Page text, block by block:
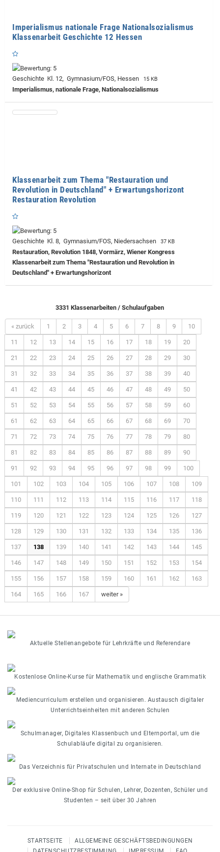
Imperialismus nationale Frage Nationalsozialismus
Klassenarbeit Geschichte 12 Hessen
Geschichte Kl. 12, Gymnasium/FOS, Hessen 15 KB
Imperialismus, nationale Frage, Nationalsozialismus
Klassenarbeit zum Thema "Restauration und
Revolution in Deutschland" + Erwartungshorizont
Restauration Revolution
Geschichte Kl. 8, Gymnasium/FOS, Niedersachsen 37 KB
Restauration, Revolution 1848, Vormärz, Wiener Kongress
Klassenarbeit zum Thema "Restauration und Revolution in
Deutschland" + Erwartungshorizont
3331 Klassenarbeiten / Schulaufgaben
« zurück 1 2 3 4 5 6 7 8 9 10
11 12 13 14 15 16 17 18 19 20
21 22 23 24 25 26 27 28 29 30
31 32 33 34 35 36 37 38 39 40
41 42 43 44 45 46 47 48 49 50
51 52 53 54 55 56 57 58 59 60
61 62 63 64 65 66 67 68 69 70
71 72 73 74 75 76 77 78 79 80
81 82 83 84 85 86 87 88 89 90
91 92 93 94 95 96 97 98 99 100
101 102 103 104 105 106 107 108 109
110 111 112 113 114 115 116 117 118
119 120 121 122 123 124 125 126 127
128 129 130 131 132 133 134 135 136
137 138 139 140 141 142 143 144 145
146 147 148 149 150 151 152 153 154
155 156 157 158 159 160 161 162 163
164 165 166 167 weiter »
Aktuelle Stellenangebote für Lehrkräfte und Referendare
Kostenlose Online-Kurse für Mathematik und englische Grammatik
Mediencurriculum erstellen und organisieren. Austausch digitaler
Unterrichtseinheiten mit anderen Schulen
Schulmanager, Digitales Klassenbuch und Elternportal, um die
Schulabläufe digital zu organisieren.
Das Verzeichnis für Privatschulen und Internate in Deutschland
Der exklusive Online-Shop für Schulen, Lehrer, Dozenten, Schüler und
Studenten – seit über 30 Jahren
STARTSEITE
ALLGEMEINE GESCHÄFTSBEDINGUNGEN